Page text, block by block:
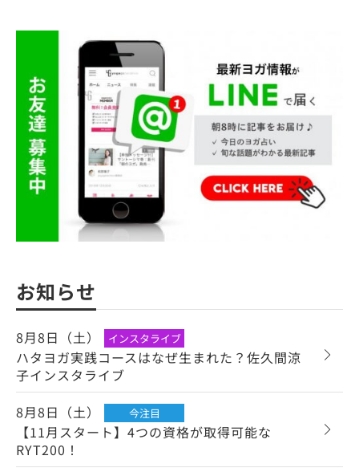
お知らせ
8月8日（土） インスタライブ
ハタヨガ実践コースはなぜ生まれた？佐久間涼
子インスタライブ
8月8日（土）
今注目
【11月スタート】4つの資格が取得可能な
RYT200！